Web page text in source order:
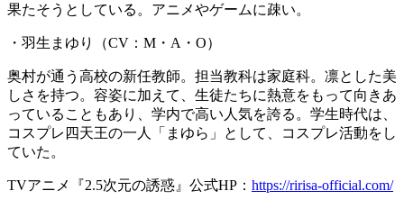
果たそうとしている。アニメやゲームに疎い。
・羽生まゆり（CV：M・A・O）
奥村が通う高校の新任教師。担当教科は家庭科。凛とした美
しさを持つ。容姿に加えて、生徒たちに熱意をもって向きあ
っていることもあり、学内で高い人気を誇る。学生時代は、
コスプレ四天王の一人「まゆら」として、コスプレ活動をし
ていた。
TVアニメ『2.5次元の誘惑』公式HP： https://ririsa-official.com/